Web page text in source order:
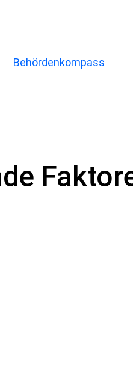
Behördenkompass